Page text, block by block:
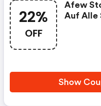
22%
OFF
Afew
Auf Alle
Show